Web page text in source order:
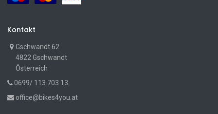
Kontakt
Gschwandt 62
4822 Gschwandt
Österreich
0699/ 113 703 13
office@bikes4you.at